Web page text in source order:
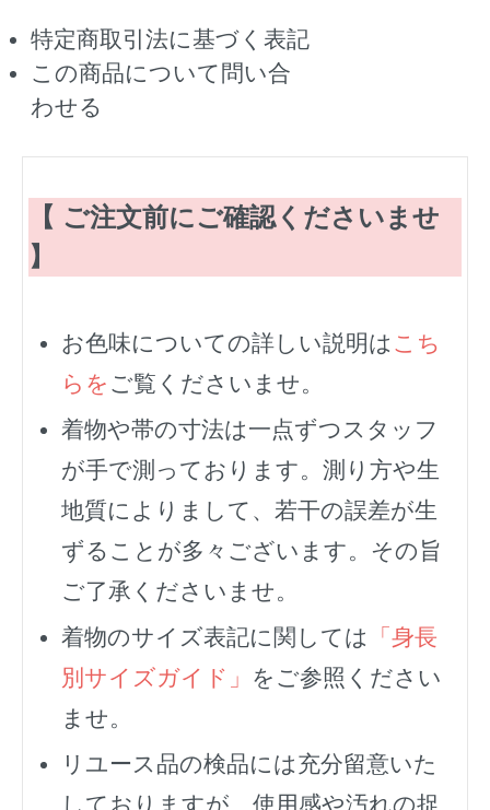
特定商取引法に基づく表記
この商品について問い合
わせる
【 ご注文前にご確認くださいませ
】
お色味についての詳しい説明は こち
らを ご覧くださいませ。
着物や帯の寸法は一点ずつスタッフ
が手で測っております。測り方や生
地質によりまして、若干の誤差が生
ずることが多々ございます。その旨
ご了承くださいませ。
着物のサイズ表記に関しては
「身長
別サイズガイド」 をご参照ください
ませ。
リユース品の検品には充分留意いた
しておりますが、使用感や汚れの捉